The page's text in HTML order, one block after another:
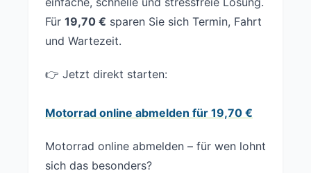
Für 19,70 € sparen Sie sich Termin, Fahrt
und Wartezeit.
👉 Jetzt direkt starten:
Motorrad online abmelden für 19,70 €
Motorrad online abmelden – für wen lohnt
sich das besonders?